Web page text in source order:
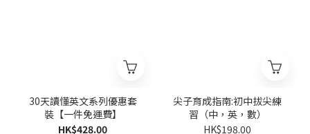
30天讀懂英文系列優惠套
裝【一件免運費】
HK$428.00
尖子育成指南:初中拔尖練
習（中，英，數）
HK$198.00